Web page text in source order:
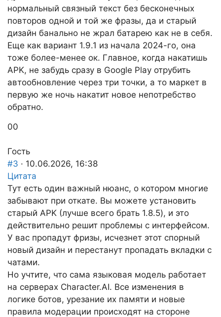
нормальный связный текст без бесконечных
повторов одной и той же фразы, да и старый
дизайн банально не жрал батарею как не в себя.
Еще как вариант 1.9.1 из начала 2024-го, она
тоже более-менее ок. Главное, когда накатишь
APK, не забудь сразу в Google Play отрубить
автообновление через три точки, а то маркет в
первую же ночь накатит новое непотребство
обратно.
Голосуйте
палец
вниз.
0Голосуйте
палец
вверх.
0
Гость
#3 · 10.06.2026, 16:38
Цитата
Тут есть один важный нюанс, о котором многие
забывают при откате. Вы можете установить
старый APK (лучше всего брать 1.8.5), и это
действительно решит проблемы с интерфейсом.
У вас пропадут фризы, исчезнет этот спорный
новый дизайн и перестанут пропадать вкладки с
чатами.
Но учтите, что сама языковая модель работает
на серверах Character.AI. Все изменения в
логике ботов, урезание их памяти и новые
правила модерации происходят на стороне